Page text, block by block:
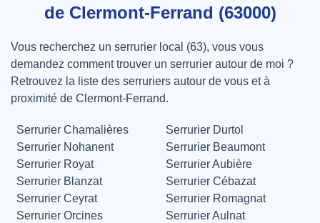
de Clermont-Ferrand (63000)
Vous recherchez un serrurier local (63), vous vous
demandez comment trouver un serrurier autour de moi ?
Retrouvez la liste des serruriers autour de vous et à
proximité de Clermont-Ferrand.
Serrurier Chamalières
Serrurier Durtol
Serrurier Nohanent
Serrurier Beaumont
Serrurier Royat
Serrurier Aubière
Serrurier Blanzat
Serrurier Cébazat
Serrurier Ceyrat
Serrurier Romagnat
Serrurier Orcines
Serrurier Aulnat